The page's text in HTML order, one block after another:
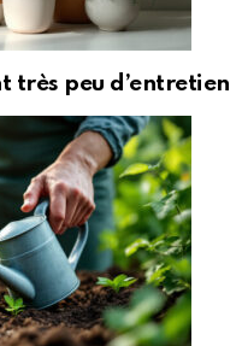
très peu d’entretien